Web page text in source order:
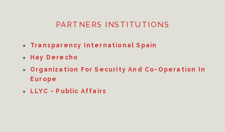
PARTNERS INSTITUTIONS
Transparency International Spain
Hay Derecho
Organization For Security And Co-Operation In
Europe
LLYC - Public Affairs